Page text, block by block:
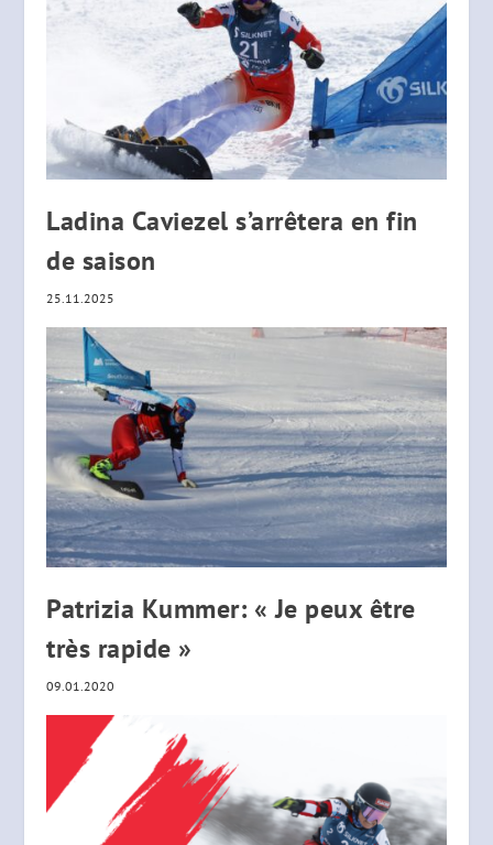
Ladina Caviezel s’arrêtera en fin
de saison
25.11.2025
Patrizia Kummer: « Je peux être
très rapide »
09.01.2020